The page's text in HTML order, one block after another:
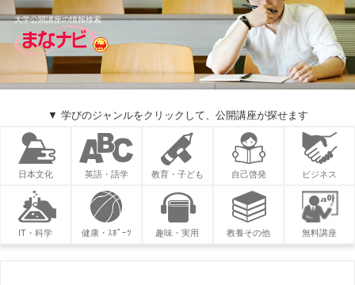
大学公開講座の情報検索
▼ 学びのジャンルをクリックして、公開講座が探せます
日本文化 英語・語学 教育・子ども 自己啓発 ビジネス
IT・科学 健康・ｽﾎﾟｰﾂ 趣味・実用 教養その他 無料講座